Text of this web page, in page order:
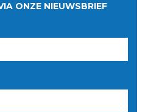
ONZE NIEUWSBRIEF